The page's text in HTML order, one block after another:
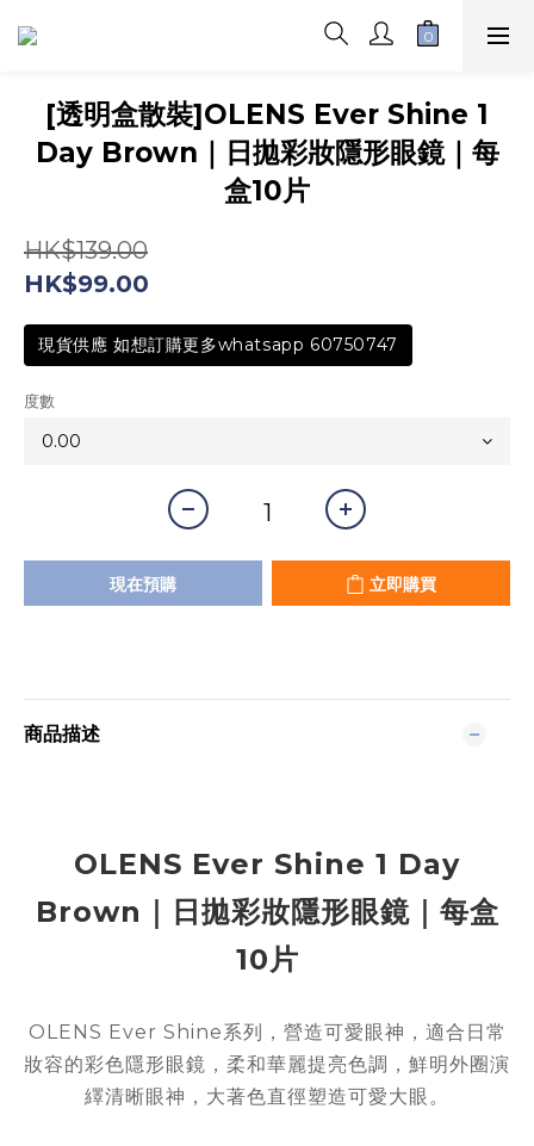
[透明盒散裝]OLENS Ever Shine 1
Day Brown｜日拋彩妝隱形眼鏡｜每
盒10片
HK$139.00
HK$99.00
現貨供應 如想訂購更多whatsapp 60750747
度數
現在預購 立即購買
商品描述
OLENS Ever Shine 1 Day
Brown｜日拋彩妝隱形眼鏡｜每盒
10片
OLENS Ever Shine系列，營造可愛眼神，適合日常
妝容的彩色隱形眼鏡，柔和華麗提亮色調，鮮明外圈演
繹清晰眼神，大著色直徑塑造可愛大眼。